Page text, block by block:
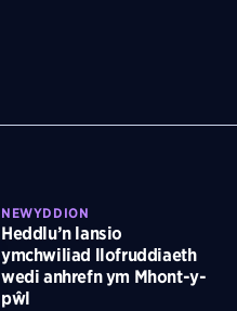
NEWYDDION
Heddlu’n lansio
ymchwiliad llofruddiaeth
wedi anhrefn ym Mhont-y-
pŵl